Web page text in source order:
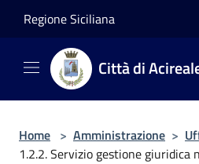
Regione Siciliana
Città di
Home > Amministrazione >
1.2.2. Servizio gestione giuridica